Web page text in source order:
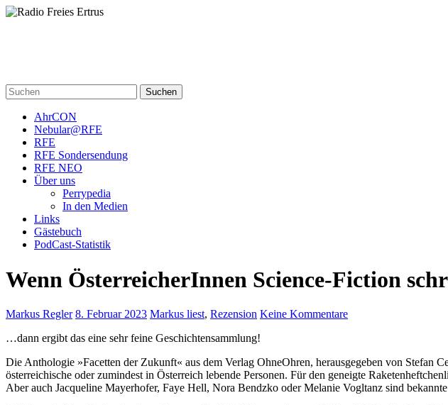
Skip
Suchen
AhrCON
Nebular@RFE
RFE
RFE Sondersendung
RFE NEO
Über uns
Perrypedia
In den Medien
Links
Gästebuch
PodCast-Statistik
Wenn ÖsterreicherInnen Science-Fiction
Markus Regler 8. Februar 2023 Markus liest, Rezension Keine Kommentare
…dann ergibt das eine sehr feine Geschichtensammlung!
Die Anthologie »Facetten der Zukunft« aus dem Verlag OhneOhren, herausgegeben von
österreichische oder zumindest in Österreich lebende Personen. Für den geneigte
Aber auch Jacqueline Mayerhofer, Faye Hell, Nora Bendzko oder Melanie Vogltanz sind